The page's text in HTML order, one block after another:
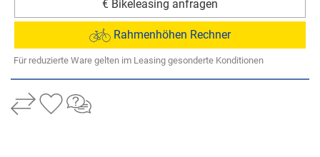
€ Bikeleasing anfragen
Rahmenhöhen Rechner
Für reduzierte Ware gelten im Leasing gesonderte Konditionen